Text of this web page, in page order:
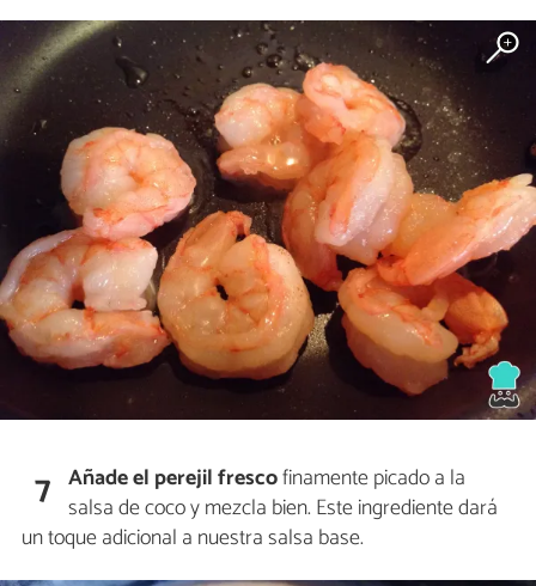
7 Añade el perejil frescofinamente picado a la
salsa de coco y mezcla bien. Este ingrediente dará
un toque adicional a nuestra salsa base.